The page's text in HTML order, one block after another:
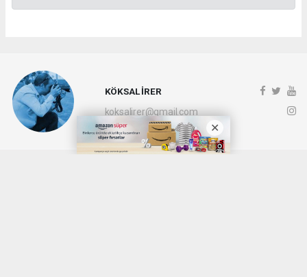
KÖKSAL İRER
koksalirer@gmail.com